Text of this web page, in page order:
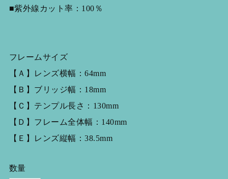
■紫外線カット率：100％
フレームサイズ
【Ａ】レンズ横幅：64mm
【Ｂ】ブリッジ幅：18mm
【Ｃ】テンプル長さ：130mm
【Ｄ】フレーム全体幅：140mm
【Ｅ】レンズ縦幅：38.5mm
数量